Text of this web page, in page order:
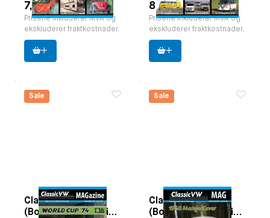
7,50 €
Prisene inkluderer MVA og
ekskluderer fraktkostnader.
8,55 €
Prisene inkluderer MVA og
ekskluderer fraktkostnader.
Sale
ClassicVW
(Boxertje) MAGazine
Sale
ClassicVW
(Boxertje) MAGazine